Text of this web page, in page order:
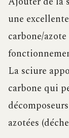
une
carbone/
La sciure
carbone qui
azotées